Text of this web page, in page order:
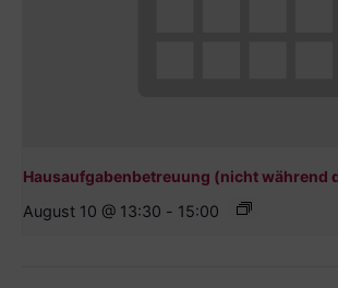
Hausaufgabenbetreuung (nicht während
August 10 @ 13:30 - 15:00